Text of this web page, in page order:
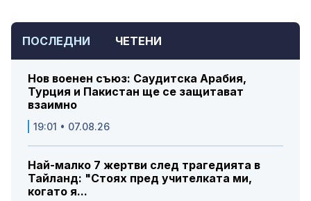
ПОСЛЕДНИ ЧЕТЕНИ
Нов военен съюз: Саудитска Арабия,
Турция и Пакистан ще се защитават
взаимно
19:01 • 07.08.26
Най-малко 7 жертви след трагедията в
Тайланд: "Стоях пред учителката ми,
когато я...